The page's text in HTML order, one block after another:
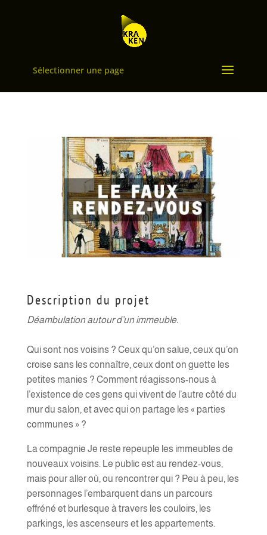
Sélectionner une page
Description du projet
Déambulation autour d’un immeuble.
Qui sont nos voisins ? Ceux qu’on salue, ceux qu’on
croise sans les connaître, ceux dont on guette les
petites manies ? Comment réagissons-nous à
l’existence de ces gens qui vivent de l’autre côté du
mur du salon, et avec qui on partage les « parties
communes » ?
La compagnie Je reste repeuple les immeubles de
nouveaux voisins. Le public est au rendez-vous,
mais pour aller où, ou rencontrer qui ? Peu à peu, les
personnages l’embarquent dans un parcours
effréné et burlesque à travers les couloirs, les
parkings, les ascenseurs et les appartements.